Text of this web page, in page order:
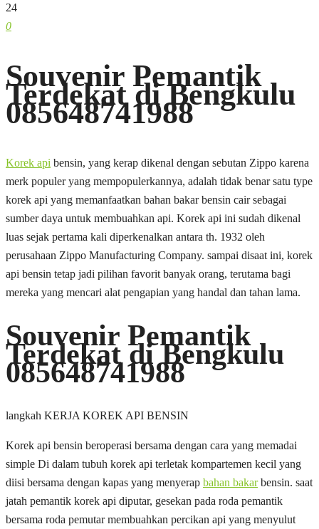
24
0
Souvenir Pemantik
Terdekat di Bengkulu
085648741988
Korek api bensin, yang kerap dikenal dengan sebutan Zippo karena
merk populer yang mempopulerkannya, adalah tidak benar satu type
korek api yang memanfaatkan bahan bakar bensin cair sebagai
sumber daya untuk membuahkan api. Korek api ini sudah dikenal
luas sejak pertama kali diperkenalkan antara th. 1932 oleh
perusahaan Zippo Manufacturing Company. sampai disaat ini, korek
api bensin tetap jadi pilihan favorit banyak orang, terutama bagi
mereka yang mencari alat pengapian yang handal dan tahan lama.
Souvenir Pemantik
Terdekat di Bengkulu
085648741988
langkah KERJA KOREK API BENSIN
Korek api bensin beroperasi bersama dengan cara yang memadai
simple Di dalam tubuh korek api terletak kompartemen kecil yang
diisi bersama dengan kapas yang menyerap bahan bakarbensin. saat
jatah pemantik korek api diputar, gesekan pada roda pemantik
bersama roda pemutar membuahkan percikan api yang menyulut